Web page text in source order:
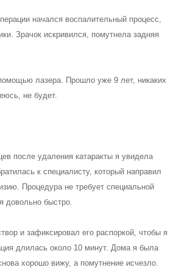
начался воспалительный процесс,
Зрачок искривился, помутнела задняя
лазера. Прошло уже 9 лет, никаких
не будет.
после удаления катаракты я увидела
к специалисту, который направил
Процедура не требует специальной
довольно быстро.
и зафиксировал его распоркой, чтобы я
длилась около 10 минут. Дома я была
хорошо вижу, а помутнение исчезло.